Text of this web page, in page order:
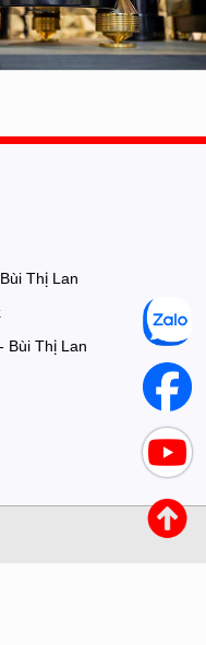
Thị Lan
Bùi Thị Lan